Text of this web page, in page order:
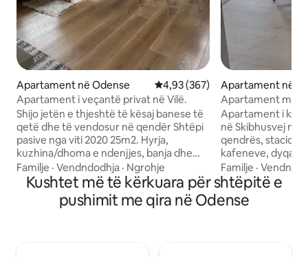
Apartament në Odense Vlerësimi mesatar 4,93 nga 5,
4,93 (367)
Apartament i veçantë privat në Vilë.
Shijo jetën e thjeshtë të kësaj banese të
qetë dhe të vendosur në qendër Shtëpi
pasive nga viti 2020 25m2. Hyrja,
kuzhina/dhoma e ndenjjes, banja dhe
fjetja me 3/4 krevat. 100 m deri te furra e
bukës, 250 m deri te Netto, pizzaria oma.
850 m nga rruga e këmbësorëve dhe
zona e re H.C. Andersen. 250 m deri te
Familje · Vendndodhja · Ngrohje
Apartament në
Apartament me 2
Apartament i
në Skibhusvej në
qendrës,
kafeneve,
publik. Apartamenti ka gjithçka që ju
nevojitet për një
Këtu do të jetoni
me qasje të lehtë
Familje ·
Kushtet më të kërkuara për shtëpitë e
pushimit me qira në Odense